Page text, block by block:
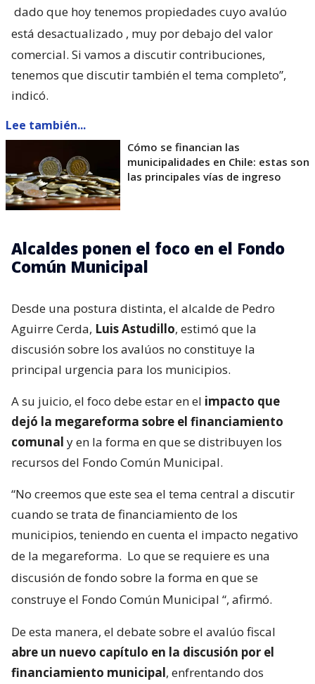
dado que hoy tenemos propiedades cuyo avalúo
está desactualizado , muy por debajo del valor
comercial. Si vamos a discutir contribuciones,
tenemos que discutir también el tema completo”,
indicó.
Lee también...
Cómo se financian las
municipalidades en Chile: estas son
las principales vías de ingreso
Alcaldes ponen el foco en el Fondo
Común Municipal
Desde una postura distinta, el alcalde de Pedro
Aguirre Cerda, Luis Astudillo, estimó que la
discusión sobre los avalúos no constituye la
principal urgencia para los municipios.
A su juicio, el foco debe estar en el impacto que
dejó la megareforma sobre el financiamiento
comunal y en la forma en que se distribuyen los
recursos del Fondo Común Municipal.
“No creemos que este sea el tema central a discutir
cuando se trata de financiamiento de los
municipios, teniendo en cuenta el impacto negativo
de la megareforma. Lo que se requiere es una
discusión de fondo sobre la forma en que se
construye el Fondo Común Municipal “, afirmó.
De esta manera, el debate sobre el avalúo fiscal
abre un nuevo capítulo en la discusión por el
financiamiento municipal, enfrentando dos